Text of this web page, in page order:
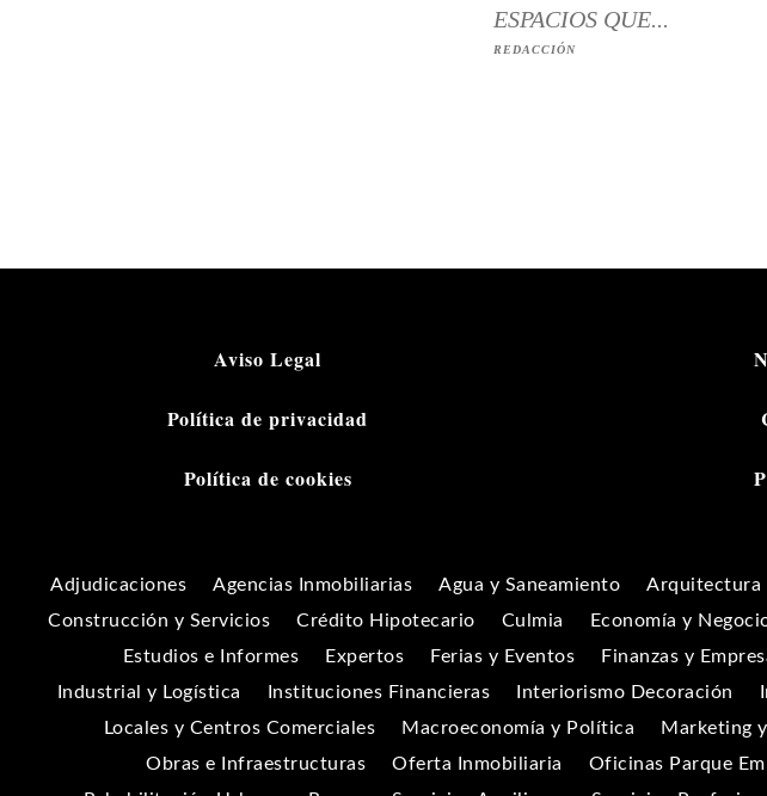
ESPACIOS QUE...
REDACCIÓN
Aviso Legal
Política de privacidad
Política de cookies
Adjudicaciones Agencias Inmobiliarias Agua y Saneamiento Arquitectura
Construcción y Servicios
Crédito Hipotecario Culmia Economía y
Estudios e Informes
Expertos Ferias y Eventos Finanzas y
Industrial y Logística
Instituciones Financieras Interiorismo Decoración
Locales y Centros Comerciales
Macroeconomía y Política Marketing
Obras e Infraestructuras
Oferta Inmobiliaria Oficinas Parque